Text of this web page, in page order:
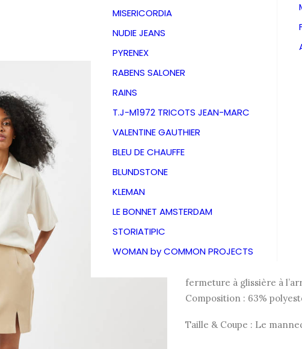
MISERICORDIA
NUDIE JEANS
PYRENEX
RABENS SALONER
RAINS
T.J-M1972 TRICOTS JEAN-MARC
VALENTINE GAUTHIER
BLEU DE CHAUFFE
BLUNDSTONE
KLEMAN
LE BONNET AMSTERDAM
STORIATIPIC
WOMAN by COMMON PROJECTS
Jupe
Safari
Menna est une jupe
extensible. La jupe est
biais, une fente à l’avant
fermeture à glissière à
Composition : 63%
Taille & Coupe : Le